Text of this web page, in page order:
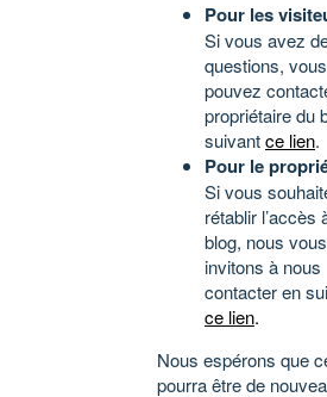
Pour les
Si vous avez
questions, vous
pouvez
propriétaire du
suivantce lien.
Pour le
Si vous
rétablir l’accès
blog, nous vous
invitons à nous
contacter en
ce lien.
Nous espérons que
pourra être de